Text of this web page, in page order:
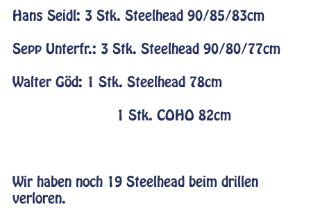
Hans Seidl: 3 Stk. Steelhead 90/85/83cm
Sepp Unterfr.: 3 Stk. Steelhead 90/80/77cm
Walter Göd: 1 Stk. Steelhead 78cm
1 Stk. COHO 82cm
Wir haben noch 19 Steelhead beim drillen
verloren.